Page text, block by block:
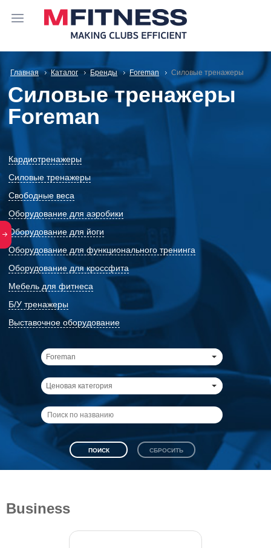
Главная Каталог Бренды Foreman Силовые тренажеры
Силовые тренажеры
Foreman
Кардиотренажеры
Силовые тренажеры
Свободные веса
Оборудование для аэробики
Оборудование для йоги
Оборудование для функционального тренинга
Оборудование для кроссфита
Мебель для фитнеса
Б/У тренажеры
Выставочное оборудование
Foreman
Ценовая категория
Business